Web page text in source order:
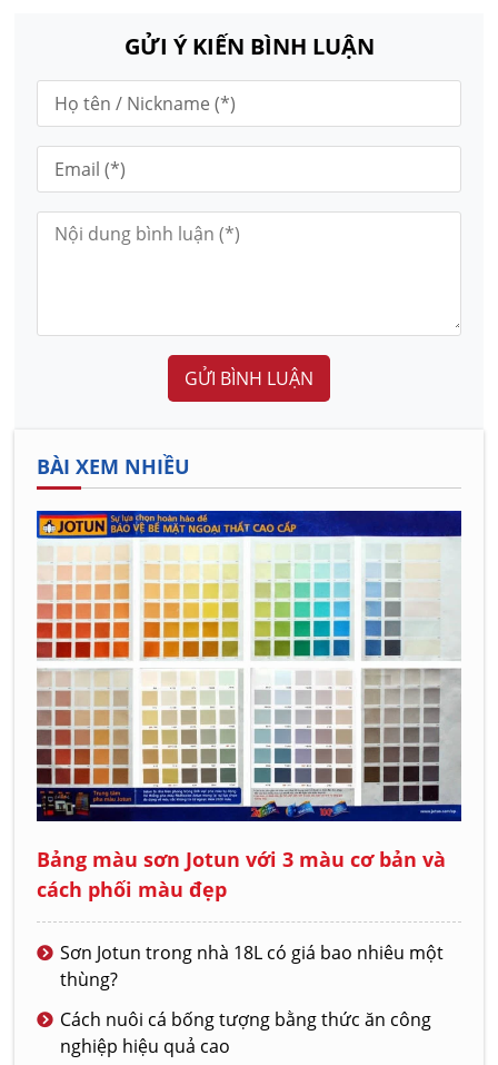
GỬI Ý KIẾN BÌNH LUẬN
GỬI BÌNH LUẬN
BÀI XEM NHIỀU
Bảng màu sơn Jotun với 3 màu cơ bản và
cách phối màu đẹp
Sơn Jotun trong nhà 18L có giá bao nhiêu một
thùng?
Cách nuôi cá bống tượng bằng thức ăn công
nghiệp hiệu quả cao